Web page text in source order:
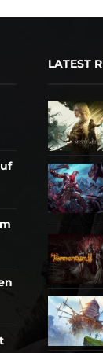
LATEST